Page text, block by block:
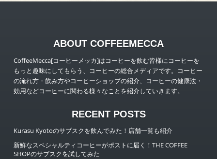
ABOUT COFFEEMECCA
CoffeeMecca[コーヒーメッカ]はコーヒーを飲む皆様にコーヒーを
もっと趣味にしてもらう、コーヒーの総合メディアです。コーヒー
の淹れ方・飲み方やコーヒーショップの紹介、コーヒーの健康法・
効用などコーヒーに関わる様々なことを紹介していきます。
RECENT POSTS
Kurasu Kyotoのサブスクを飲んでみた！店舗一覧も紹介
新鮮なスペシャルティコーヒーがポストに届く！THE COFFEE
SHOPのサブスクを試してみた